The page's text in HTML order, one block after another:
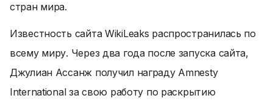
стран мира.
Известность сайта WikiLeaks распространилась по
всему миру. Через два года после запуска сайта,
Джулиан Ассанж получил награду Amnesty
International за свою работу по раскрытию